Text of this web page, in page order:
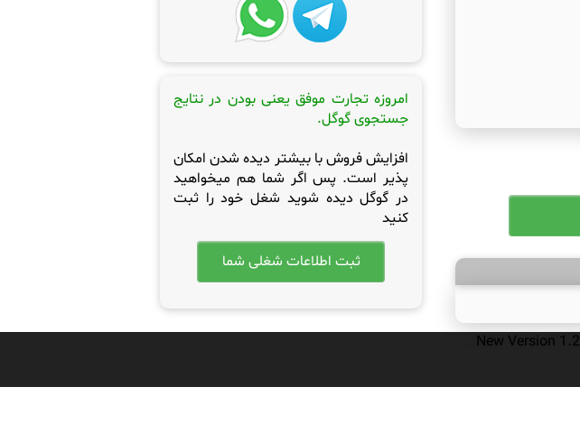
امروزه تجارت موفق یعنی بودن در نتایج
جستجوی گوگل.
افزایش فروش با بیشتر دیده شدن امکان
پذیر است. پس اگر شما هم میخواهید
در گوگل دیده شوید شغل خود را ثبت
کنید
New Version 1.2